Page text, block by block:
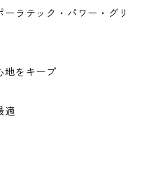
ラテック・パワー・グリ
地をキープ
適